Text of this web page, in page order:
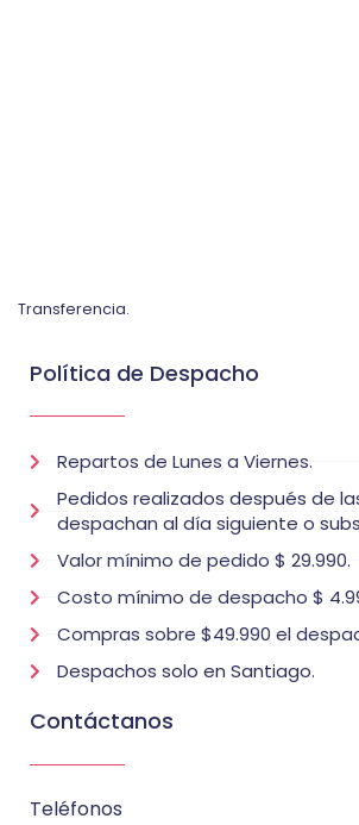
Transferencia.
Política de Despacho
Repartos de Lunes a Viernes.
Pedidos realizados después de
despachan al día siguiente o
Valor mínimo de pedido $ 29.990.
Costo mínimo de despacho $
Compras sobre $49.990 el
Despachos solo en Santiago.
Contáctanos
Teléfonos